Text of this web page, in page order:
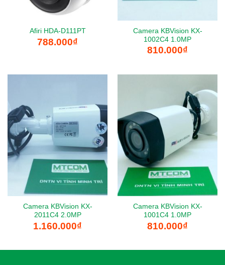
Afiri HDA-D111PT
788.000₫
Camera KBVision KX-
1002C4 1.0MP
810.000₫
Camera KBVision KX-
2011C4 2.0MP
1.160.000₫
Camera KBVision KX-
1001C4 1.0MP
810.000₫